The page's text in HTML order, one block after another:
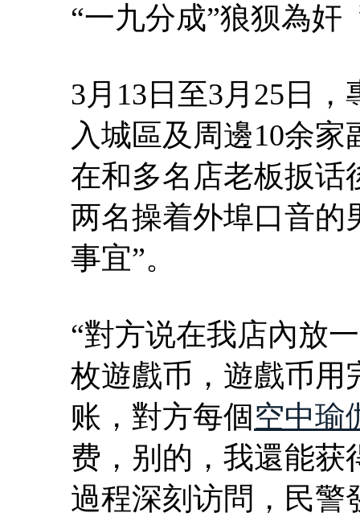
“一九分成”狼狈為奸
3月13日至3月25日
入城區及周邊10余
在和多名店老板扳话
两名操着外埠口音的
事宜”。
“對方说在我店內放
枚遊戲币，遊戲币用
账，對方每個空中瑜
费，别的，我還能获
過程深刻访問，民警